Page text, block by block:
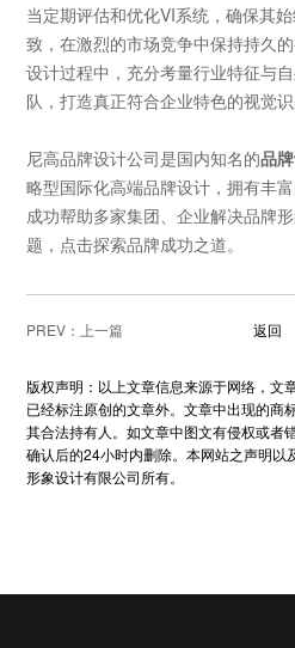
当定期评估和优化VI系统，确保其
致，在激烈的市场竞争中保持持久
设计过程中，充分考量行业特征与
队，打造真正符合企业特色的视觉识
尼高品牌设计公司是国内知名的品
略型国际化高端品牌设计，拥有丰
成功帮助多家集团、企业解决品牌
题，点击探索品牌成功之道。
PREV： 返回
版权声明：以上文章信息来源于网络，文
已经标注原创的文章外。文章中出现的商
其合法持有人。如文章中图文有侵权或者
确认后的24小时内删除。本网站之声明以
形象设计有限公司所有。